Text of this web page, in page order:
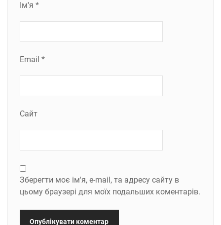
Ім'я *
Email *
Сайт
Зберегти моє ім'я, e-mail, та адресу сайту в
цьому браузері для моїх подальших коментарів.